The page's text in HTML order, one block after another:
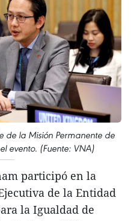
de la Misión Permanente de
evento. (Fuente: VNA)
participó en la
de la Entidad
la Igualdad de